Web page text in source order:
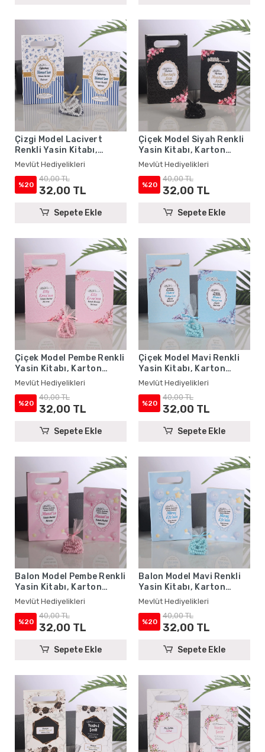
Çizgi Model Lacivert
Renkli Yasin Kitabı,
Karton Çanta ve Tesbih -
Mevlüt Hediyelikleri
Mevlüt Hediyelikleri
%20
40,00 TL
32,00 TL
Sepete Ekle
Çiçek Model Siyah Renkli
Yasin Kitabı, Karton
Çanta ve Tesbih - Mevlüt
Hediyelikleri
Mevlüt Hediyelikleri
%20
40,00 TL
32,00 TL
Sepete Ekle
Çiçek Model Pembe Renkli
Yasin Kitabı, Karton
Çanta ve Tesbih - Mevlüt
Hediyelikleri
Mevlüt Hediyelikleri
%20
40,00 TL
32,00 TL
Sepete Ekle
Çiçek Model Mavi Renkli
Yasin Kitabı, Karton
Çanta ve Tesbih - Mevlüt
Hediyelikleri
Mevlüt Hediyelikleri
%20
40,00 TL
32,00 TL
Sepete Ekle
Balon Model Pembe Renkli
Yasin Kitabı, Karton
Çanta ve Tesbih - Mevlüt
Hediyelikleri
Mevlüt Hediyelikleri
%20
40,00 TL
32,00 TL
Sepete Ekle
Balon Model Mavi Renkli
Yasin Kitabı, Karton
Çanta ve Tesbih - Mevlüt
Hediyelikleri
Mevlüt Hediyelikleri
%20
40,00 TL
32,00 TL
Sepete Ekle